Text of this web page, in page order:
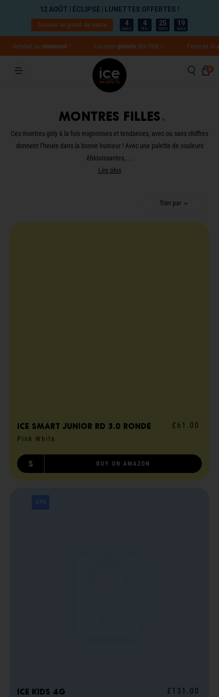
ouremboursé! Livraisongratuitedès 100£ ! Payez en 3x avec
00
Montres filles
Ces montres girly à la fois mignonnes et tendances, avec ou sans chiffres
donnent l’heure dans la bonne humeur ! Avec une palette de couleurs
éblouissantes, ...
Lire plus
Trier par
Translation missing:
ICE smart junior RD 3.0 ronde
Pink White
£61.00
S BUY ON AMAZON
GPS
ICE kids 4G £131.00
12 AOÛT | ÉCLIPSE | LUNETTES OFFERTES !
Trouver un point de vente 4
jours : 4
hrs : 25
mins : 18
secs